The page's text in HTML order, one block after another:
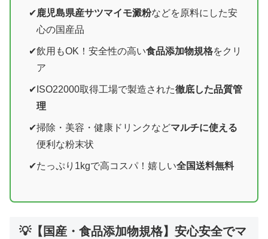
鹿児島県産サツマイモ澱粉などを原料にした安
心の国産品
飲用もOK！安全性の高い食品添加物規格をクリ
ア
ISO22000取得工場で製造された徹底した品質管
理
掃除・美容・健康ドリンクなどマルチに使える
便利な粉末状
たっぷり1kgで高コスパ！嬉しい全国送料無料
💡【国産・食品添加物規格】安心安全でマ